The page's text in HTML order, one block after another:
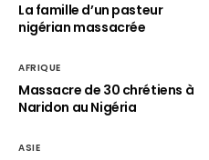
La famille d’un pasteur
nigérian massacrée
AFRIQUE
Massacre de 30 chrétiens à
Naridon au Nigéria
ASIE